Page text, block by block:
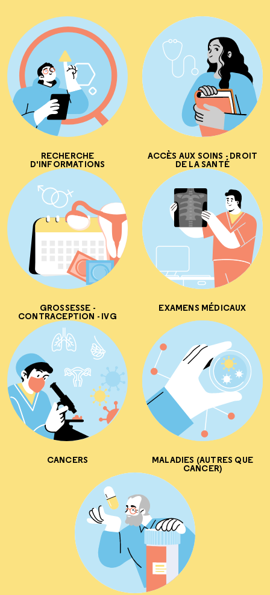
RECHERCHE
D'INFORMATIONS
ACCÈS AUX SOINS - DROIT
DE LA SANTÉ
GROSSESSE -
CONTRACEPTION - IVG
EXAMENS MÉDICAUX
CANCERS MALADIES (AUTRES QUE
CANCER)